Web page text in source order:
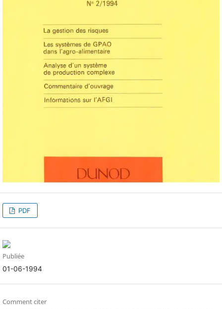
PDF
Publiée
01-06-1994
Comment citer